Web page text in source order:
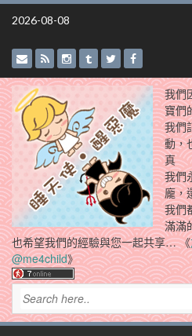
Skip
2026-08-08
我們
寶們
我們
動，
真
我們
龐，
我們
滿滿
也希望我們的經驗與您一起共享… 《
@me4child》